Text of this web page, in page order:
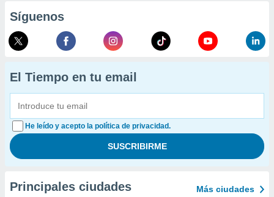
Síguenos
El Tiempo en tu email
He leído y acepto la política de privacidad.
Principales ciudades Más ciudades